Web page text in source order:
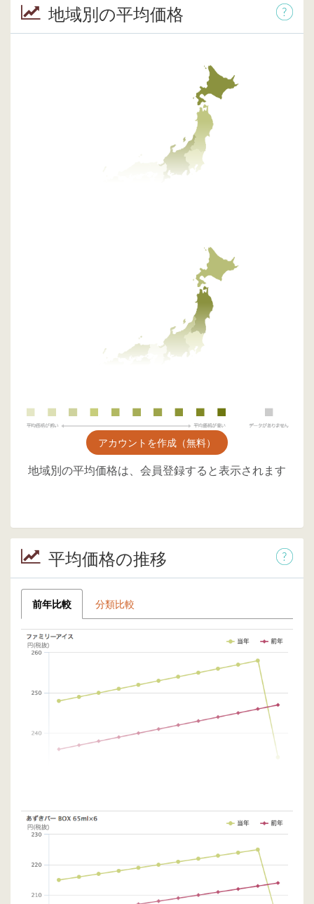
地域別の平均価格
アカウントを作成（無料）
地域別の平均価格は、会員登録すると表示されます
平均価格の推移
前年比較 分類比較